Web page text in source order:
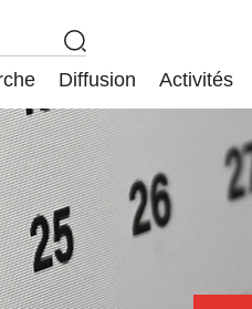
Diffusion Activités